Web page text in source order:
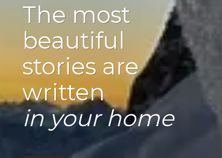
The most
beautiful
stories are
written
in your home